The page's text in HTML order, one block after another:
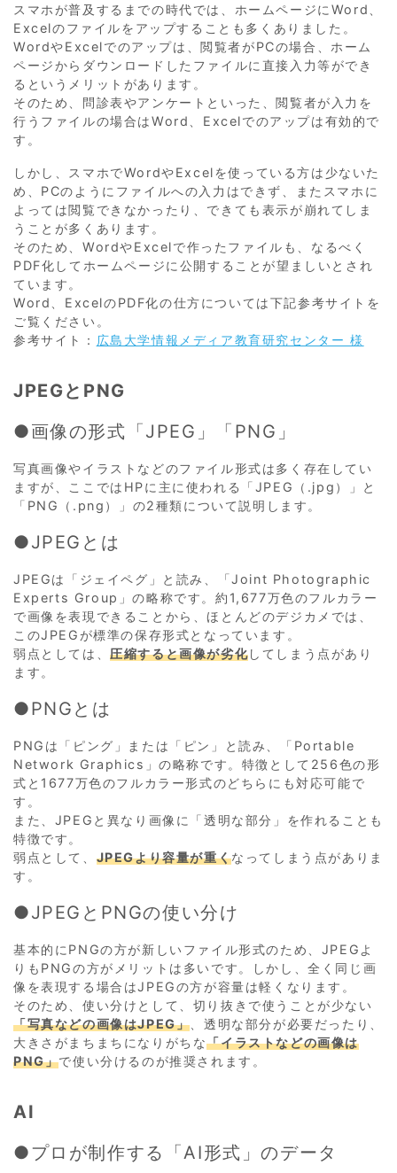
スマホが普及するまでの時代では、ホームページにWord、
Excelのファイルをアップすることも多くありました。
WordやExcelでのアップは、閲覧者がPCの場合、ホーム
ページからダウンロードしたファイルに直接入力等ができ
るというメリットがあります。
そのため、問診表やアンケートといった、閲覧者が入力を
行うファイルの場合はWord、Excelでのアップは有効的で
す。
しかし、スマホでWordやExcelを使っている方は少ないた
め、PCのようにファイルへの入力はできず、またスマホに
よっては閲覧できなかったり、できても表示が崩れてしま
うことが多くあります。
そのため、WordやExcelで作ったファイルも、なるべく
PDF化してホームページに公開することが望ましいとされ
ています。
Word、ExcelのPDF化の仕方については下記参考サイトを
ご覧ください。
参考サイト： 広島大学情報メディア教育研究センター 様
JPEGとPNG
●画像の形式「JPEG」「PNG」
写真画像やイラストなどのファイル形式は多く存在してい
ますが、ここではHPに主に使われる「JPEG（.jpg）」と
「PNG（.png）」の2種類について説明します。
●JPEGとは
JPEGは「ジェイペグ」と読み、「Joint Photographic
Experts Group」の略称です。約1,677万色のフルカラー
で画像を表現できることから、ほとんどのデジカメでは、
このJPEGが標準の保存形式となっています。
弱点としては、圧縮すると画像が劣化してしまう点があり
ます。
●PNGとは
PNGは「ピング」または「ピン」と読み、「Portable
Network Graphics」の略称です。特徴として256色の形
式と1677万色のフルカラー形式のどちらにも対応可能で
す。
また、JPEGと異なり画像に「透明な部分」を作れることも
特徴です。
弱点として、 JPEGより容量が重くなってしまう点がありま
す。
●JPEGとPNGの使い分け
基本的にPNGの方が新しいファイル形式のため、JPEGよ
りもPNGの方がメリットは多いです。しかし、全く同じ画
像を表現する場合はJPEGの方が容量は軽くなります。
そのため、使い分けとして、切り抜きで使うことが少ない
「写真などの画像はJPEG」 、透明な部分が必要だったり、
大きさがまちまちになりがちな「イラストなどの画像は
PNG」で使い分けるのが推奨されます。
AI
●プロが制作する「AI形式」のデータ